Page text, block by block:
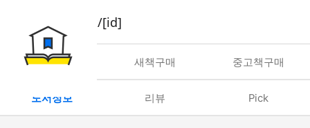
book/rent/[id]
대여 새책구매 중고책구매
도서정보 리뷰 Pick